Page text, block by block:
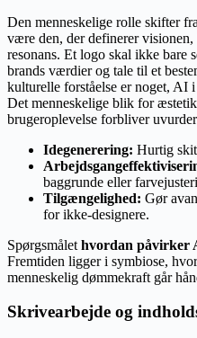
Den menneskelige rolle skifter
være den, der definerer
resonans. Et logo skal ikke bare
brands værdier og tale til et
kulturelle forståelse er noget, AI
Det menneskelige blik for
brugeroplevelse forbliver
Idegenerering: Hurtig
baggrunde eller
Tilgængelighed: Gør
for ikke-designere.
Spørgsmålet hvordan påvirker
Fremtiden ligger i symbiose,
menneskelig dømmekraft går
Skrivearbejde og